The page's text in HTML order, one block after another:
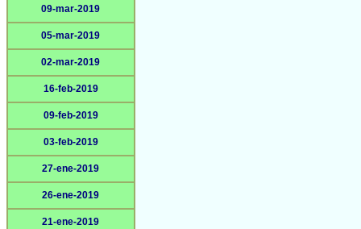
09-mar-2019
05-mar-2019
02-mar-2019
16-feb-2019
09-feb-2019
03-feb-2019
27-ene-2019
26-ene-2019
21-ene-2019